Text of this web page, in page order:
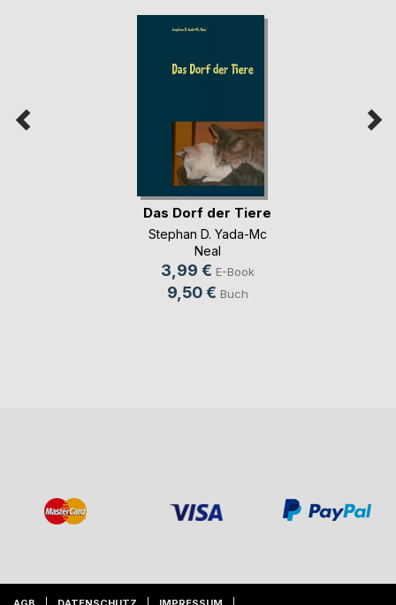
Das Dorf der Tiere
Stephan D. Yada-Mc
Neal
3,99 € E-Book
9,50 € Buch